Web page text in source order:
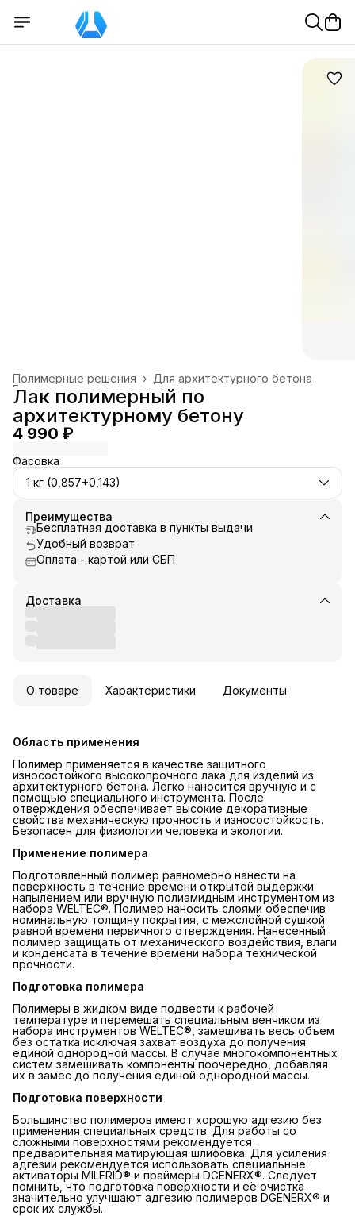
Для архитектурного бетона
Полимерные решения ›
Главная
Лак полимерный по
архитектурному бетону
4 990 ₽
Фасовка
1 кг (0,857+0,143)
Преимущества
Бесплатная доставка в пункты выдачи
Удобный возврат
Оплата - картой или СБП
Доставка
О товаре Характеристики Документы
Область применения
Полимер применяется в качестве защитного
износостойкого высокопрочного лака для изделий из
архитектурного бетона. Легко наносится вручную и с
помощью специального инструмента. После
отверждения обеспечивает высокие декоративные
свойства механическую прочность и износостойкость.
Безопасен для физиологии человека и экологии.
Применение полимера
Подготовленный полимер равномерно нанести на
поверхность в течение времени открытой выдержки
напылением или вручную полиамидным инструментом из
набора WELTEC®. Полимер наносить слоями обеспечив
номинальную толщину покрытия, с межслойной сушкой
равной времени первичного отверждения. Нанесенный
полимер защищать от механического воздействия, влаги
и конденсата в течение времени набора технической
прочности.
Подготовка полимера
Полимеры в жидком виде подвести к рабочей
температуре и перемешать специальным венчиком из
набора инструментов WELTEC®, замешивать весь объем
без остатка исключая захват воздуха до получения
единой однородной массы. В случае многокомпонентных
систем замешивать компоненты поочередно, добавляя
их в замес до получения единой однородной массы.
Подготовка поверхности
Большинство полимеров имеют хорошую адгезию без
применения специальных средств. Для работы со
сложными поверхностями рекомендуется
предварительная матирующая шлифовка. Для усиления
адгезии рекомендуется использовать специальные
активаторы MILERID® и праймеры DGENERX®. Следует
помнить, что подготовка поверхности и её очистка
значительно улучшают адгезию полимеров DGENERX® и
срок их службы.